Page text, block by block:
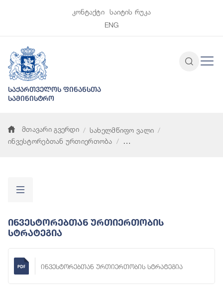
კონტაქტი
საიტის რუკა
ENG
საქართველოს ფინანსთა
სამინისტრო
მთავარი გვერდი
სახელმწიფო ვალი
ინვესტორებთან ურთიერთობა
Ინვესტორებთან Ურთიერთობის
Სტრატეგია
ინვესტორებთან ურთიერთობის სტრატეგია